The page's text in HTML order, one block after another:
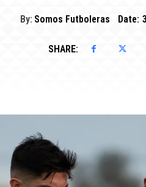
By: Somos Futboleras Date:
SHARE: